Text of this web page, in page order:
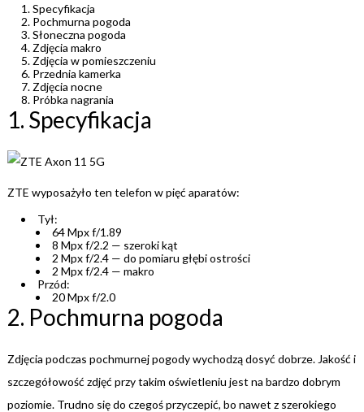
Specyfikacja
Pochmurna pogoda
Słoneczna pogoda
Zdjęcia makro
Zdjęcia w pomieszczeniu
Przednia kamerka
Zdjęcia nocne
Próbka nagrania
1. Specyfikacja
ZTE wyposażyło ten telefon w pięć aparatów:
Tył:
64 Mpx f/1.89
8 Mpx f/2.2 — szeroki kąt
2 Mpx f/2.4 — do pomiaru głębi ostrości
2 Mpx f/2.4 — makro
Przód:
20 Mpx f/2.0
2. Pochmurna pogoda
Zdjęcia podczas pochmurnej pogody wychodzą dosyć dobrze. Jakość i
szczegółowość zdjęć przy takim oświetleniu jest na bardzo dobrym
poziomie. Trudno się do czegoś przyczepić, bo nawet z szerokiego